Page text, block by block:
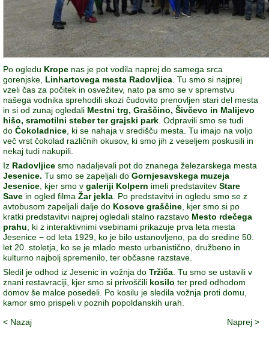
Po ogledu Krope nas je pot vodila naprej do samega srca
gorenjske, Linhartovega mesta Radovljica . Tu smo si najprej
vzeli čas za počitek in osvežitev, nato pa smo se v spremstvu
našega vodnika sprehodili skozi čudovito prenovljen stari del mesta
in si od zunaj ogledali Mestni trg, Graščino, Šivčevo in Malijevo
hišo, sramotilni steber ter grajski park . Odpravili smo se tudi
do Čokoladnice , ki se nahaja v središču mesta. Tu imajo na voljo
več vrst čokolad različnih okusov, ki smo jih z veseljem poskusili in
nekaj tudi nakupili.
Iz Radovljice smo nadaljevali pot do znanega železarskega mesta
Jesenice. Tu smo se zapeljali do Gornjesavskega muzeja
Jesenice , kjer smo v galeriji Kolpern imeli predstavitev Stare
Save in ogled filma Žar jekla . Po predstavitvi in ogledu smo se z
avtobusom zapeljali dalje do Kosove graščine , kjer smo si po
kratki predstavitvi najprej ogledali stalno razstavo Mesto rdečega
prahu , ki z interaktivnimi vsebinami prikazuje prva leta mesta
Jesenice − od leta 1929, ko je bilo ustanovljeno, pa do sredine 50.
let 20. stoletja, ko se je mlado mesto urbanistično, družbeno in
kulturno najbolj spremenilo, ter občasne razstave.
Sledil je odhod iz Jesenic in vožnja do Tržiča . Tu smo se ustavili v
znani restavraciji, kjer smo si privoščili kosilo ter pred odhodom
domov še malce posedeli. Po kosilu je sledila vožnja proti domu,
kamor smo prispeli v poznih popoldanskih urah.
< Nazaj
Naprej >